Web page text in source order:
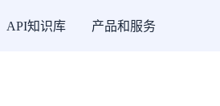
API知识库 产品和服务